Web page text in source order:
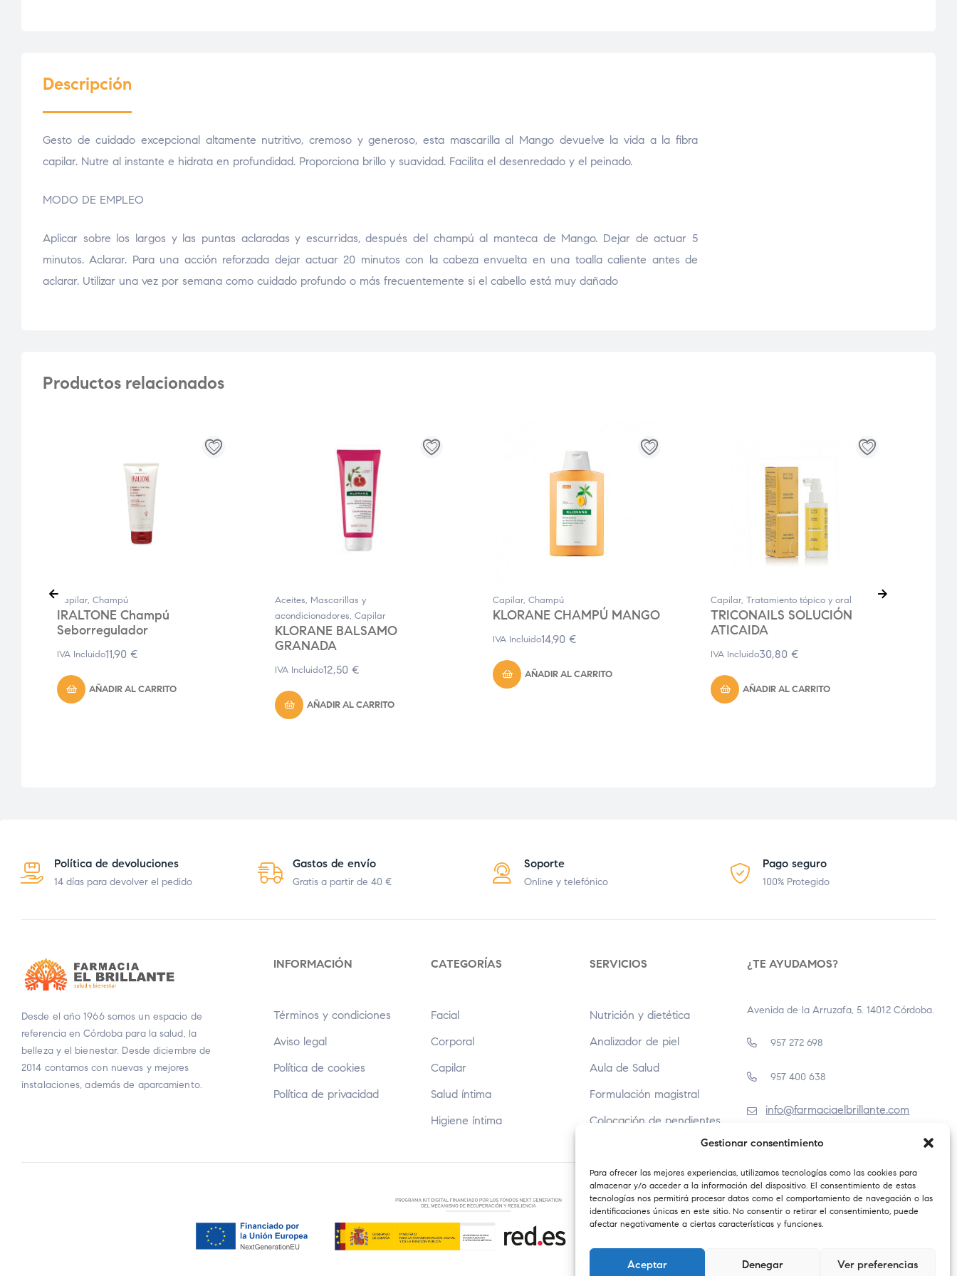
Gestionar consentimiento
Para ofrecer las mejores experiencias, utilizamos tecnologías como las cookies para
almacenar y/o acceder a la información del dispositivo. El consentimiento de estas
tecnologías nos permitirá procesar datos como el comportamiento de navegación o las
identificaciones únicas en este sitio. No consentir o retirar el consentimiento, puede
afectar negativamente a ciertas características y funciones.
Aceptar Denegar Ver preferencias
Descripción
Gesto de cuidado excepcional altamente nutritivo, cremoso y generoso, esta mascarilla al Mango devuelve la vida a la fibra
capilar. Nutre al instante e hidrata en profundidad. Proporciona brillo y suavidad. Facilita el desenredado y el peinado.
MODO DE EMPLEO
Aplicar sobre los largos y las puntas aclaradas y escurridas, después del champú al manteca de Mango. Dejar de actuar 5
minutos. Aclarar. Para una acción reforzada dejar actuar 20 minutos con la cabeza envuelta en una toalla caliente antes de
aclarar. Utilizar una vez por semana como cuidado profundo o más frecuentemente si el cabello está muy dañado
Productos relacionados
Capilar, Champú
IRALTONE Champú
Seborregulador
11,90 €
IVA Incluido
AÑADIR AL CARRITO
Aceites, Mascarillas y
acondicionadores, Capilar
KLORANE BALSAMO
GRANADA
12,50 €
IVA Incluido
AÑADIR AL CARRITO
Capilar, Champú
KLORANE CHAMPÚ MANGO
14,90 €
IVA Incluido
AÑADIR AL CARRITO
Capilar, Tratamiento tópico y oral
TRICONAILS SOLUCIÓN
ATICAIDA
30,80 €
IVA Incluido
AÑADIR AL CARRITO
Política de devoluciones
14 días para devolver el pedido
Gastos de envío
Gratis a partir de 40 €
Soporte
Online y telefónico
Pago seguro
100% Protegido
Desde el año 1966 somos un espacio de
referencia en Córdoba para la salud, la
belleza y el bienestar. Desde diciembre de
2014 contamos con nuevas y mejores
instalaciones, además de aparcamiento.
INFORMACIÓN
Términos y condiciones
Aviso legal
Política de cookies
Política de privacidad
CATEGORÍAS
Facial
Corporal
Capilar
Salud íntima
Higiene íntima
SERVICIOS
Nutrición y dietética
Analizador de piel
Aula de Salud
Formulación magistral
Colocación de pendientes
¿TE AYUDAMOS?
Avenida de la Arruzafa, 5. 14012 Córdoba.
957 272 698
957 400 638
info@farmaciaelbrillante.com